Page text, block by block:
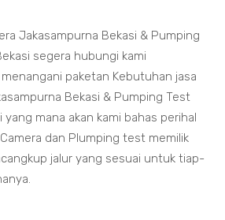
Jakasampurna Bekasi & Pumping
segera hubungi kami
paketan Kebutuhan jasa
Bekasi & Pumping Test
mana akan kami bahas perihal
dan Plumping test memilik
jalur yang sesuai untuk tiap-